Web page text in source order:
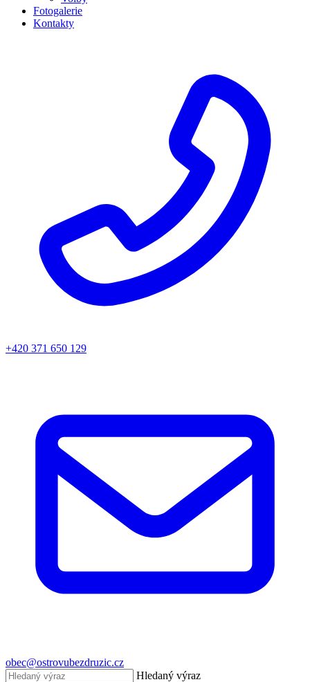
Fotogalerie
Kontakty
+420 371 650 129
obec@ostrovubezdruzic.cz
Hledaný výraz